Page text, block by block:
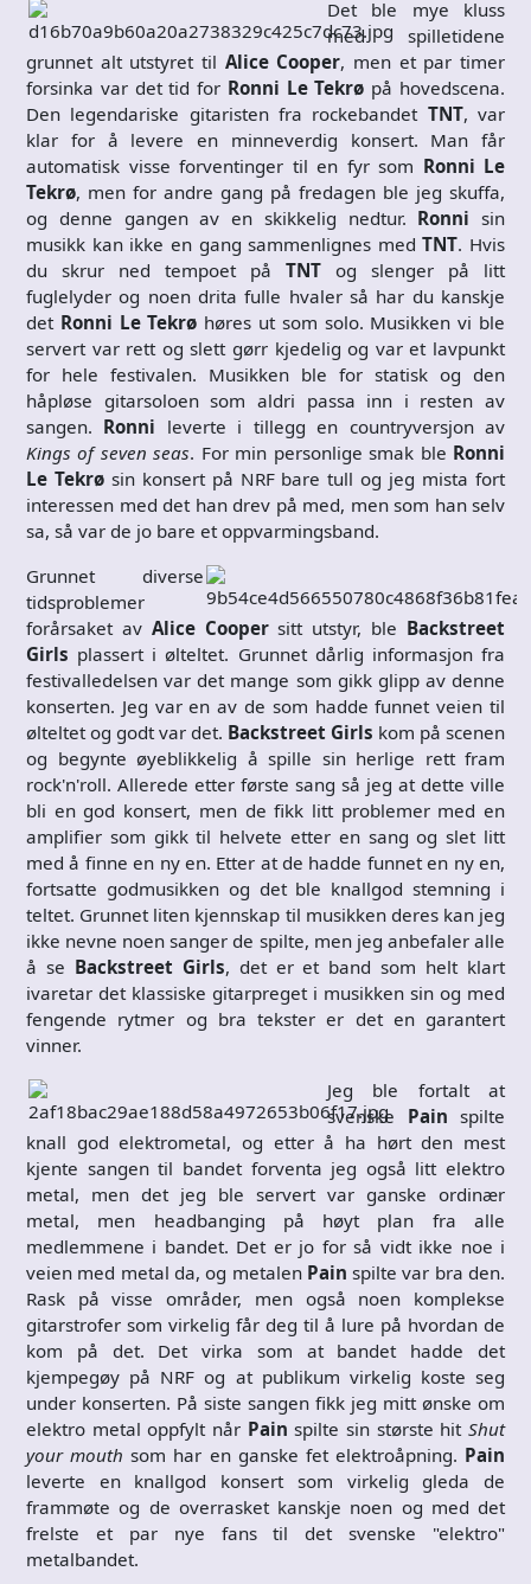
Det ble mye kluss
med spilletidene
grunnet alt utstyret til Alice Cooper, men et par timer
forsinka var det tid for Ronni Le Tekrø på hovedscena.
Den legendariske gitaristen fra rockebandet TNT, var
klar for å levere en minneverdig konsert. Man får
automatisk visse forventinger til en fyr som Ronni Le
Tekrø, men for andre gang på fredagen ble jeg skuffa,
og denne gangen av en skikkelig nedtur. Ronni sin
musikk kan ikke en gang sammenlignes medTNT. Hvis
du skrur ned tempoet
på TNT og slenger på litt
fuglelyder og noen drita fulle hvaler så har du kanskje
det Ronni Le Tekrø høres ut som solo. Musikken vi ble
servert var rett og slett gørr kjedelig og var et lavpunkt
for hele festivalen. Musikken ble for statisk og den
håpløse gitarsoloen som aldri passa inn i resten av
sangen. Ronni leverte i tillegg en countryversjon av
Kings of seven seas. For min personlige smak ble Ronni
Le Tekrøsin konsert på NRF bare tull og jeg mista fort
interessen med det han drev på med, men som han selv
sa, så var de jo bare et oppvarmingsband.
Grunnet diverse
tidsproblemer
forårsaket av Alice Coopersitt utstyr, ble Backstreet
Girls plassert i ølteltet. Grunnet dårlig informasjon fra
festivalledelsen var det mange som gikk glipp av denne
konserten. Jeg var en av de som hadde funnet veien til
ølteltet og godt var det. Backstreet Girls kom på scenen
og begynte øyeblikkelig å spille sin herlige rett fram
rock'n'roll. Allerede etter første sang så jeg at dette ville
bli en god konsert, men de fikk litt problemer med en
amplifier som gikk til helvete etter en sang og slet litt
med å finne en ny en. Etter at de hadde funnet en ny en,
fortsatte godmusikken og det ble knallgod stemning i
teltet. Grunnet liten kjennskap til musikken deres kan jeg
ikke nevne noen sanger de spilte, men jeg anbefaler alle
å se Backstreet Girls, det er et band som helt klart
ivaretar det klassiske gitarpreget i musikken sin og med
fengende rytmer og bra tekster er det en garantert
vinner.
Jeg ble fortalt at
svenske Pain spilte
knall god elektrometal, og etter å ha hørt den mest
kjente sangen til bandet forventa jeg også litt elektro
metal, men det jeg ble servert var ganske ordinær
metal, men headbanging på høyt plan fra alle
medlemmene i bandet. Det er jo for så vidt ikke noe i
veien med metal da, og metalen Pain spilte var bra den.
Rask på visse områder, men også noen komplekse
gitarstrofer som virkelig får deg til å lure på hvordan de
kom på det. Det virka som at bandet hadde det
kjempegøy på NRF og at publikum virkelig koste seg
under konserten. På siste sangen fikk jeg mitt ønske om
elektro metal oppfylt når Pain spilte sin største hitShut
your mouth som har en ganske fet elektroåpning. Pain
leverte en knallgod konsert som virkelig gleda de
frammøte og de overrasket kanskje noen og med det
frelste et par nye fans til det svenske "elektro"
metalbandet.